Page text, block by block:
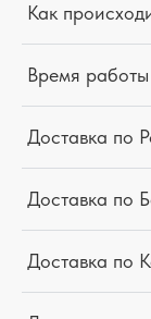
Как
Время работы
Доставка по
Доставка по
Доставка по